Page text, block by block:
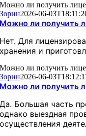
Можно ли получить
Зорин2026-06-
Можно ли получить
Нет. Для
хранения и
Можно ли получить
Зорин2026-06-
Можно ли получить
Да. Большая часть
однако выездная
осуществления